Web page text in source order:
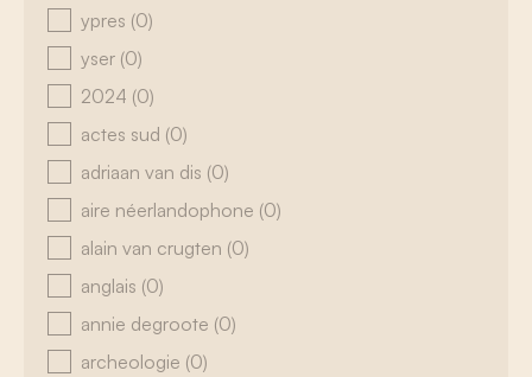
ypres (0)
yser (0)
2024 (0)
actes sud (0)
adriaan van dis (0)
aire néerlandophone (0)
alain van crugten (0)
anglais (0)
annie degroote (0)
archeologie (0)